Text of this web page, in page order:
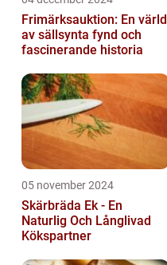
Frimärksauktion: En värld
av sällsynta fynd och
fascinerande historia
05 november 2024
Skärbräda Ek - En
Naturlig Och Långlivad
Kökspartner